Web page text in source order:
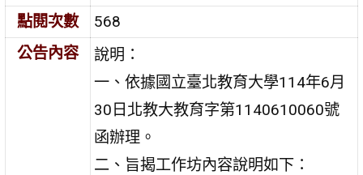
點閱次數
568
公告內容
說明：
一、依據國立臺北教育大學114年6月
30日北教大教育字第1140610060號
函辦理。
二、旨揭工作坊內容說明如下：